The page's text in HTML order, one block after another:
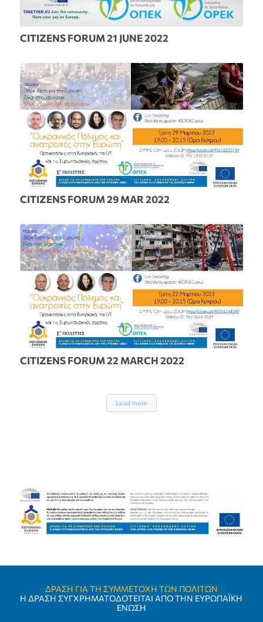
CITIZENS FORUM 21 JUNE 2022
CITIZENS FORUM 29 MAR 2022
CITIZENS FORUM 22 MARCH 2022
Load more
ΔΡΑΣΗ ΓΙΑ ΤΗ ΣΥΜΜΕΤΟΧΗ ΤΩΝ ΠΟΛΙΤΩΝ
Η ΔΡΑΣΗ ΣΥΓΧΡΗΜΑΤΟΔΟΤΕΙΤΑΙ ΑΠΟ ΤΗΝ ΕΥΡΩΠΑΪΚΗ
ΕΝΩΣΗ